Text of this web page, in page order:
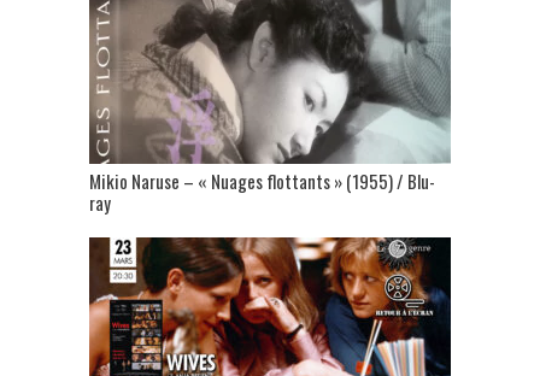
Mikio Naruse – « Nuages flottants » (1955) / Blu-
ray